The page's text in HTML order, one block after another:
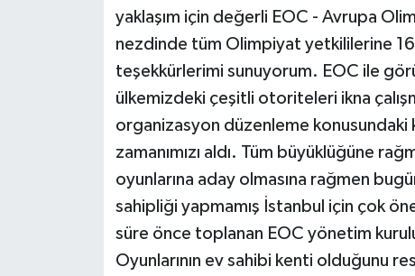
yaklaşım için değerli EOC - Avrupa
nezdinde tüm Olimpiyat yetkililerine
teşekkürlerimi sunuyorum. EOC ile
ülkemizdeki çeşitli otoriteleri ikna
organizasyon düzenleme konusundaki
zamanımızı aldı. Tüm büyüklüğüne
oyunlarına aday olmasına rağmen
sahipliği yapmamış İstanbul için çok
süre önce toplanan EOC yönetim
Oyunlarının ev sahibi kenti olduğunu